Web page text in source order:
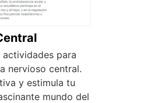
actividades para
nervioso central.
y estimula tu
mundo del